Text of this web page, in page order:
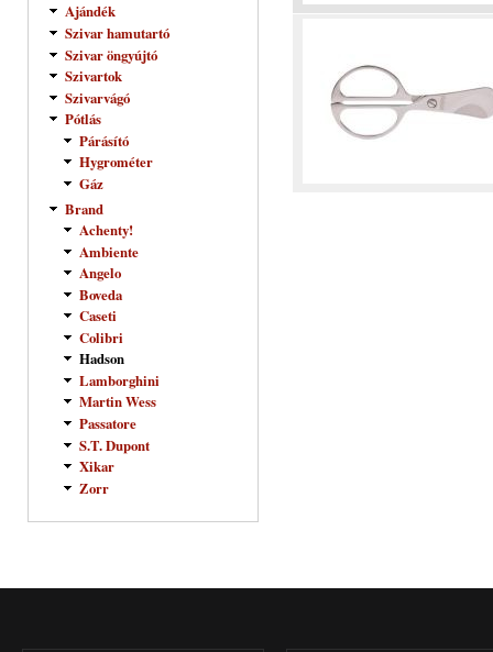
Ajándék
Szivar hamutartó
Szivar öngyújtó
Szivartok
Szivarvágó
Pótlás
Párásító
Hygrométer
Gáz
Brand
Achenty!
Ambiente
Angelo
Boveda
Caseti
Colibri
Hadson
Lamborghini
Martin Wess
Passatore
S.T. Dupont
Xikar
Zorr